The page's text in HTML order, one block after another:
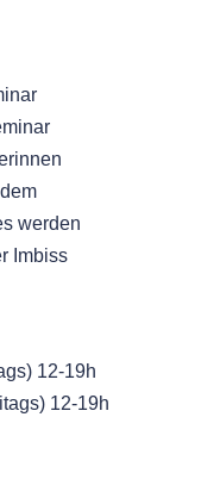
werden
Imbiss
12-19h
12-19h